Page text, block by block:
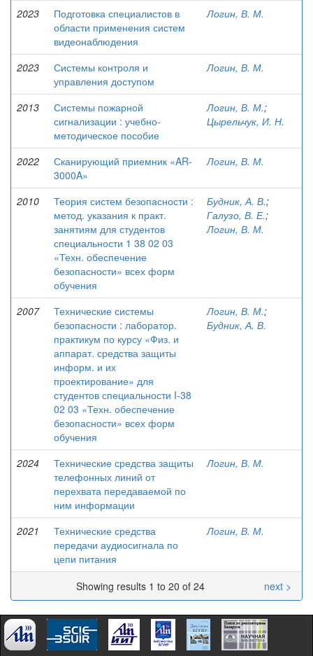
2023
Подготовка специалистов в
области применения систем
видеонаблюдения
Логин, В. М.
2023
Системы контроля и
управления доступом
Логин, В. М.
2013
Системы пожарной
сигнализации : учебно-
методическое пособие
Логин, В. М.;
Цырельчук, И. Н.
2022
Сканирующий приемник «AR-
3000A»
Логин, В. М.
2010
Теория систем безопасности :
метод. указания к практ.
занятиям для студентов
специальности 1 38 02 03
«Техн. обеспечение
безопасности» всех форм
обучения
Будник, А. В.;
Галузо, В. Е.;
Логин, В. М.
2007
Технические системы
безопасности : лаборатор.
практикум по курсу «Физ. и
аппарат. средства защиты
информ. и их
проектирование» для
студентов специальности I-38
02 03 «Техн. обеспечение
безопасности» всех форм
обучения
Логин, В. М.;
Будник, А. В.
2024
Технические средства защиты
телефонных линий от
перехвата передаваемой по
ним информации
Логин, В. М.
2021
Технические средства
передачи аудиосигнала по
цепи питания
Логин, В. М.
Showing results 1 to 20 of 24 next >